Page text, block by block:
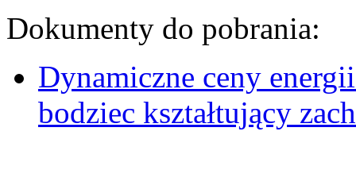
Dokumenty do pobrania:
Dynamiczne ceny
bodziec kształtujący